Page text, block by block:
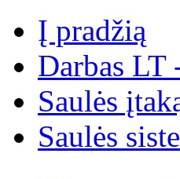
Į pradžią
Darbas LT
Saulės
Saulės